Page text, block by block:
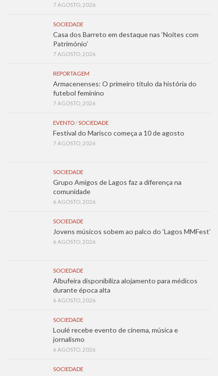
7 AGOSTO, 2026
SOCIEDADE
Casa dos Barreto em destaque nas ‘Noites com
Património’
7 AGOSTO, 2026
REPORTAGEM
Armacenenses: O primeiro título da história do
futebol feminino
7 AGOSTO, 2026
EVENTO / SOCIEDADE
Festival do Marisco começa a 10 de agosto
7 AGOSTO, 2026
SOCIEDADE
Grupo Amigos de Lagos faz a diferença na
comunidade
6 AGOSTO, 2026
SOCIEDADE
Jovens músicos sobem ao palco do ‘Lagos MMFest’
6 AGOSTO, 2026
SOCIEDADE
Albufeira disponibiliza alojamento para médicos
durante época alta
6 AGOSTO, 2026
SOCIEDADE
Loulé recebe evento de cinema, música e
jornalismo
6 AGOSTO, 2026
SOCIEDADE